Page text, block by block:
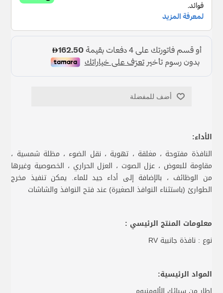
أضف للمفضلة
الأداء:
النافذة مفتوحة ، مغلقة ، تهوية ، نقل الضوء ، مظلة شمسية ،
مقاومة للبعوض ، عزل الصوت ، العزل الحراري ، الخصوصية وغيرها
من الوظائف ، بالإضافة إلى أداء جيد للماء. يمكن تنفيذ مخرج
الطوارئ (باستثناء النوافذ الصغيرة) عند فتح النوافذ والشاشات
معلومات المنتج الرئيسي :
نوع : نافذة جانبية RV
المواد الرئيسية: